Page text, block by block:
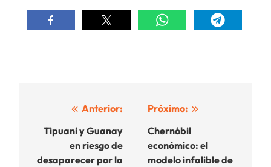
Navegación
de
entradas
Anterior:
Tipuani y Guanay
en riesgo de
desaparecer por la
Próximo:
Chernóbil
económico: el
modelo infalible de